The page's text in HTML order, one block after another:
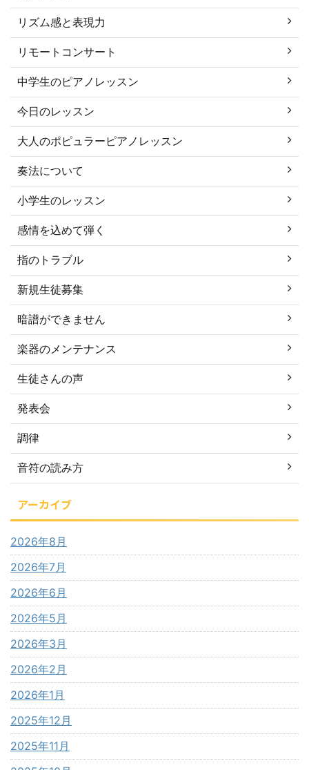
リズム感と表現力
リモートコンサート
中学生のピアノレッスン
今日のレッスン
大人のポピュラーピアノレッスン
奏法について
小学生のレッスン
感情を込めて弾く
指のトラブル
新規生徒募集
暗譜ができません
楽器のメンテナンス
生徒さんの声
発表会
調律
音符の読み方
アーカイブ
2026年8月
2026年7月
2026年6月
2026年5月
2026年3月
2026年2月
2026年1月
2025年12月
2025年11月